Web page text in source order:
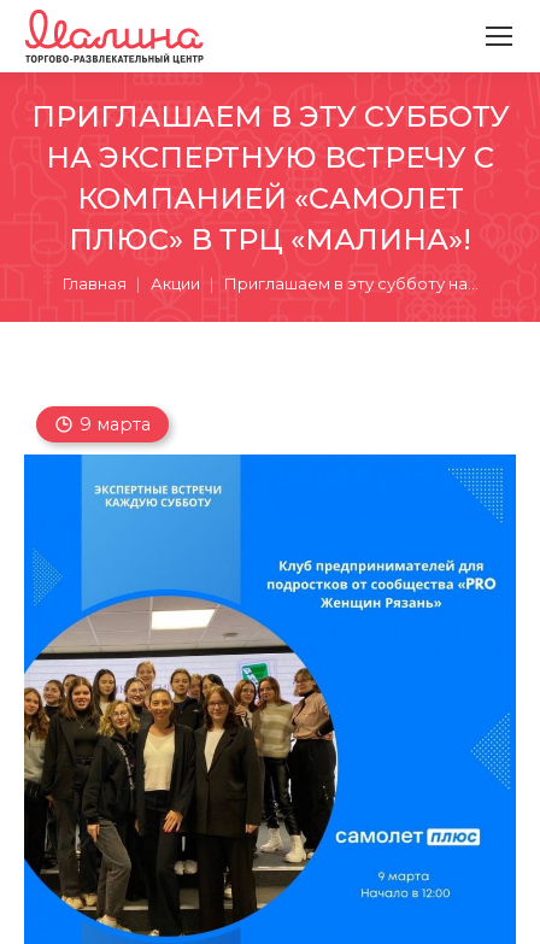
ПРИГЛАШАЕМ В ЭТУ СУББОТУ
НА ЭКСПЕРТНУЮ ВСТРЕЧУ С
КОМПАНИЕЙ «САМОЛЕТ
ПЛЮС» В ТРЦ «МАЛИНА»!
Вы здесь:
Главная Акции Приглашаем в эту субботу на…
9 марта